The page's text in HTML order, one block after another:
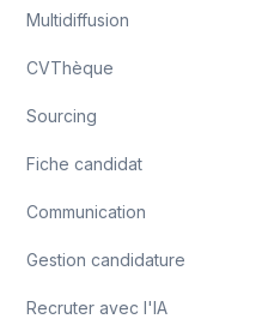
Multidiffusion
CVThèque
Sourcing
Fiche candidat
Communication
Gestion candidature
Recruter avec l'IA